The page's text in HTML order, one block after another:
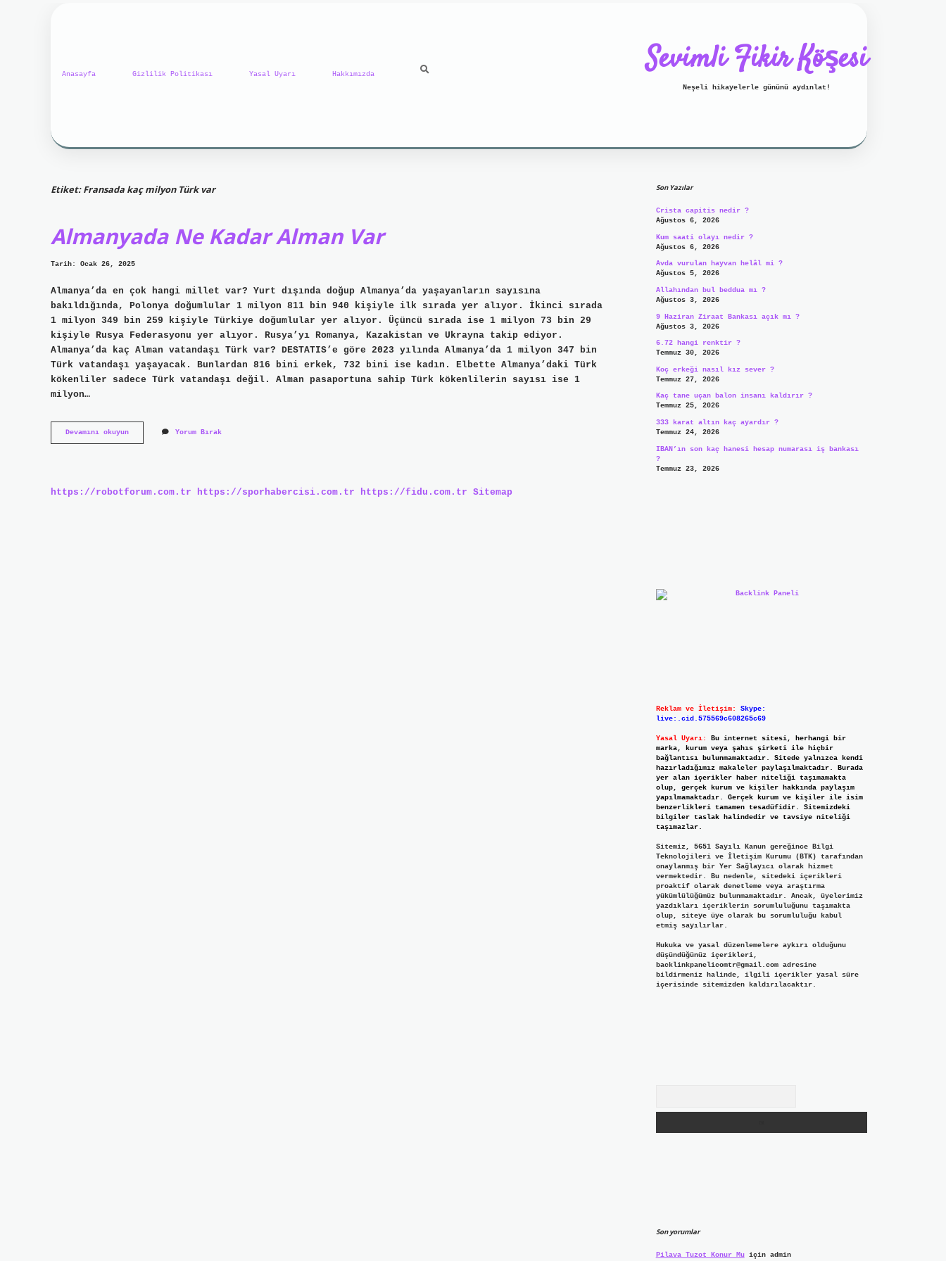
Anasayfa Gizlilik Politikası Yasal Uyarı Hakkımızda Sevimli Fikir Köşesi
Neşeli hikayelerle gününü aydınlat!
Etiket:Fransada kaç milyon Türk var
Almanyada Ne Kadar Alman Var
Tarih: Ocak 26, 2025
Almanya’da en çok hangi millet var? Yurt dışında doğup Almanya’da yaşayanların sayısına
bakıldığında, Polonya doğumlular 1 milyon 811 bin 940 kişiyle ilk sırada yer alıyor. İkinci sırada
1 milyon 349 bin 259 kişiyle Türkiye doğumlular yer alıyor. Üçüncü sırada ise 1 milyon 73 bin 29
kişiyle Rusya Federasyonu yer alıyor. Rusya’yı Romanya, Kazakistan ve Ukrayna takip ediyor.
Almanya’da kaç Alman vatandaşı Türk var? DESTATIS’e göre 2023 yılında Almanya’da 1 milyon 347 bin
Türk vatandaşı yaşayacak. Bunlardan 816 bini erkek, 732 bini ise kadın. Elbette Almanya’daki Türk
kökenliler sadece Türk vatandaşı değil. Alman pasaportuna sahip Türk kökenlilerin sayısı ise 1
milyon…
Devamını okuyunAlmanyada
Ne
Yorum Bırak
https://robotforum.com.tr https://sporhabercisi.com.tr https://fidu.com.tr Sitemap
Son Yazılar
Crista capitis nedir ?
Ağustos 6, 2026
Kum saati olayı nedir ?
Ağustos 6, 2026
Avda vurulan hayvan helâl mi ?
Ağustos 5, 2026
Allahından bul beddua mı ?
Ağustos 3, 2026
9 Haziran Ziraat Bankası açık mı ?
Ağustos 3, 2026
6.72 hangi renktir ?
Temmuz 30, 2026
Koç erkeği nasıl kız sever ?
Temmuz 27, 2026
Kaç tane uçan balon insanı kaldırır ?
Temmuz 25, 2026
333 karat altın kaç ayardır ?
Temmuz 24, 2026
IBAN’ın son kaç hanesi hesap numarası iş bankası
?
Temmuz 23, 2026
Reklam ve İletişim:
Skype:
live:.cid.575569c608265c69
Yasal Uyarı:
Bu internet sitesi, herhangi bir
marka, kurum veya şahıs şirketi ile hiçbir
bağlantısı bulunmamaktadır. Sitede yalnızca kendi
hazırladığımız makaleler paylaşılmaktadır. Burada
yer alan içerikler haber niteliği taşımamakta
olup, gerçek kurum ve kişiler hakkında paylaşım
yapılmamaktadır. Gerçek kurum ve kişiler ile isim
benzerlikleri tamamen tesadüfidir. Sitemizdeki
bilgiler taslak halindedir ve tavsiye niteliği
taşımazlar.
Sitemiz, 5651 Sayılı Kanun gereğince Bilgi
Teknolojileri ve İletişim Kurumu (BTK) tarafından
onaylanmış bir Yer Sağlayıcı olarak hizmet
vermektedir. Bu nedenle, sitedeki içerikleri
proaktif olarak denetleme veya araştırma
yükümlülüğümüz bulunmamaktadır. Ancak, üyelerimiz
yazdıkları içeriklerin sorumluluğunu taşımakta
olup, siteye üye olarak bu sorumluluğu kabul
etmiş sayılırlar.
Hukuka ve yasal düzenlemelere aykırı olduğunu
düşündüğünüz içerikleri,
backlinkpanelicomtr@gmail.comadresine
bildirmeniz halinde, ilgili içerikler yasal süre
içerisinde sitemizden kaldırılacaktır.
Son yorumlar
Pilava Tuzot Konur Muiçin admin